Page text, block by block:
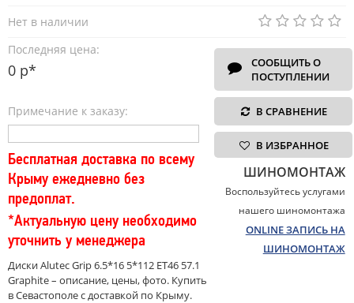
Нет в наличии
Последняя цена:
0 р*
Примечание к заказу:
Бесплатная доставка по всему
Крыму ежедневно без
предоплат.
*Актуальную цену необходимо
уточнить у менеджера
Диски Alutec Grip 6.5*16 5*112 ET46 57.1
Graphite – описание, цены, фото. Купить
в Севастополе с доставкой по Крыму.
СООБЩИТЬ О
ПОСТУПЛЕНИИ
В СРАВНЕНИЕ
В ИЗБРАННОЕ
ШИНОМОНТАЖ
Воспользуйтесь услугами
нашего шиномонтажа
ONLINE ЗАПИСЬ НА
ШИНОМОНТАЖ